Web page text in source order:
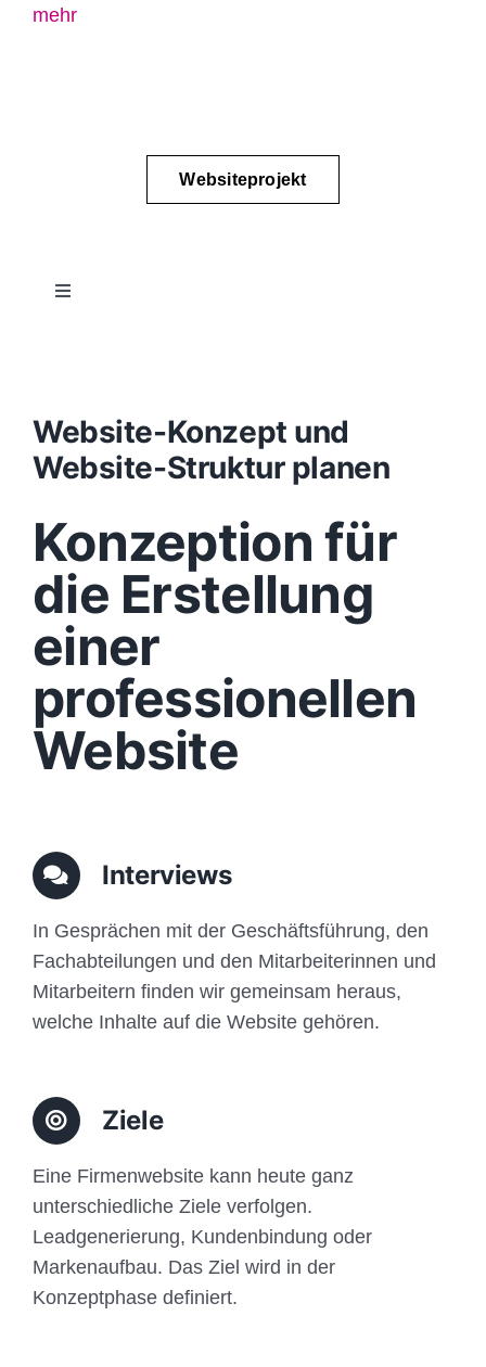
mehr
Websiteprojekt
Toggle
Konzept
Content
Funktionen
Aufbau
Anfrage
Website-Konzept und
Website-Struktur planen
Konzeption für
die Erstellung
einer
professionellen
Website
Interviews
In Gesprächen mit der Geschäftsführung, den
Fachabteilungen und den Mitarbeiterinnen und
Mitarbeitern finden wir gemeinsam heraus,
welche Inhalte auf die Website gehören.
Ziele
Eine Firmenwebsite kann heute ganz
unterschiedliche Ziele verfolgen.
Leadgenerierung, Kundenbindung oder
Markenaufbau. Das Ziel wird in der
Konzeptphase definiert.